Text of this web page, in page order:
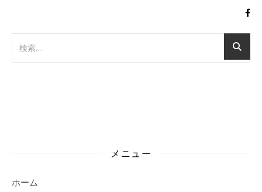
メニュー
ホーム